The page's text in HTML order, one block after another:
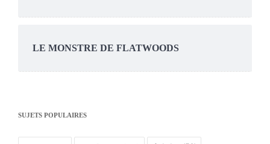
LE MONSTRE DE FLATWOODS
SUJETS POPULAIRES